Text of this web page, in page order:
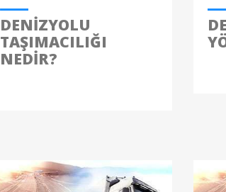
DENIZYOLU
TAŞIMACILIĞI
NEDIR?